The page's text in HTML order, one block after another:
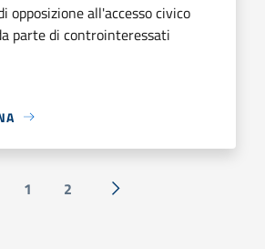
opposizione all'accesso civico
parte di controinteressati
precedente
1 2 Successiva »